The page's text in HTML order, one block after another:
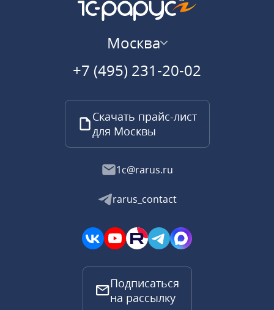
Москва
+7 (495) 231-20-02
Скачать прайс-лист
для Москвы
1c@rarus.ru
rarus_contact
Подписаться
на рассылку